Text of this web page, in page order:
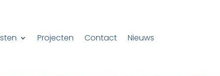
Projecten Contact Nieuws